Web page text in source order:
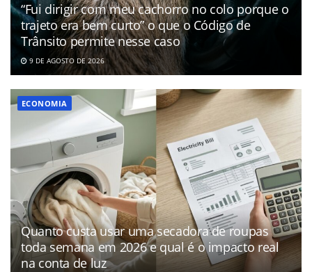
“Fui dirigir com meu cachorro no colo porque o
trajeto era bem curto” o que o Código de
Trânsito permite nesse caso
9 DE AGOSTO DE 2026
ECONOMIA
Quanto custa usar uma secadora de roupas
toda semana em 2026 e qual é o impacto real
na conta de luz